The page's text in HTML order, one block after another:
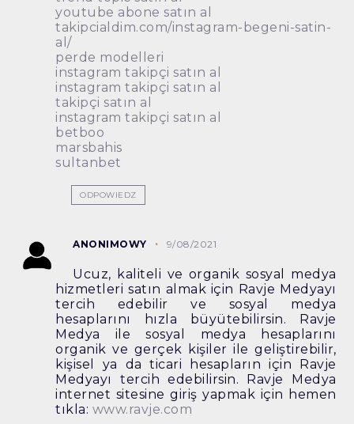
youtube abone satın al
takipcialdim.com/instagram-begeni-satin-
al/
perde modelleri
instagram takipçi satın al
instagram takipçi satın al
takipçi satın al
instagram takipçi satın al
betboo
marsbahis
sultanbet
ODPOWIEDZ
ANONIMOWY 9/08/2021
Ucuz, kaliteli ve organik sosyal medya
hizmetleri satın almak için Ravje Medyayı
tercih edebilir ve sosyal medya
hesaplarını hızla büyütebilirsin. Ravje
Medya ile sosyal medya hesaplarını
organik ve gerçek kişiler ile geliştirebilir,
kişisel ya da ticari hesapların için Ravje
Medyayı tercih edebilirsin. Ravje Medya
internet sitesine giriş yapmak için hemen
tıkla: www.ravje.com